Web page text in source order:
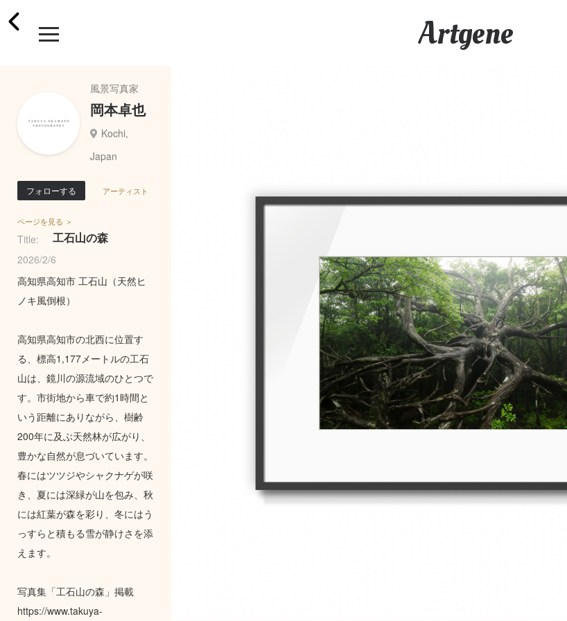
Artgene
風景写真家
岡本卓也
Kochi,
Japan
フォローする アーティスト
ページを見る ＞
Title: 工石山の森
2026/2/6
高知県高知市 工石山（天然ヒ
ノキ風倒根）
高知県高知市の北西に位置す
る、標高1,177メートルの工石
山は、鏡川の源流域のひとつで
す。市街地から車で約1時間と
いう距離にありながら、樹齢
200年に及ぶ天然林が広がり、
豊かな自然が息づいています。
春にはツツジやシャクナゲが咲
き、夏には深緑が山を包み、秋
には紅葉が森を彩り、冬にはう
っすらと積もる雪が静けさを添
えます。
写真集「工石山の森」掲載
https://www.takuya-